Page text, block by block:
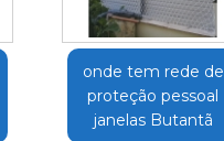
onde tem rede de
proteção pessoal
janelas Butantã